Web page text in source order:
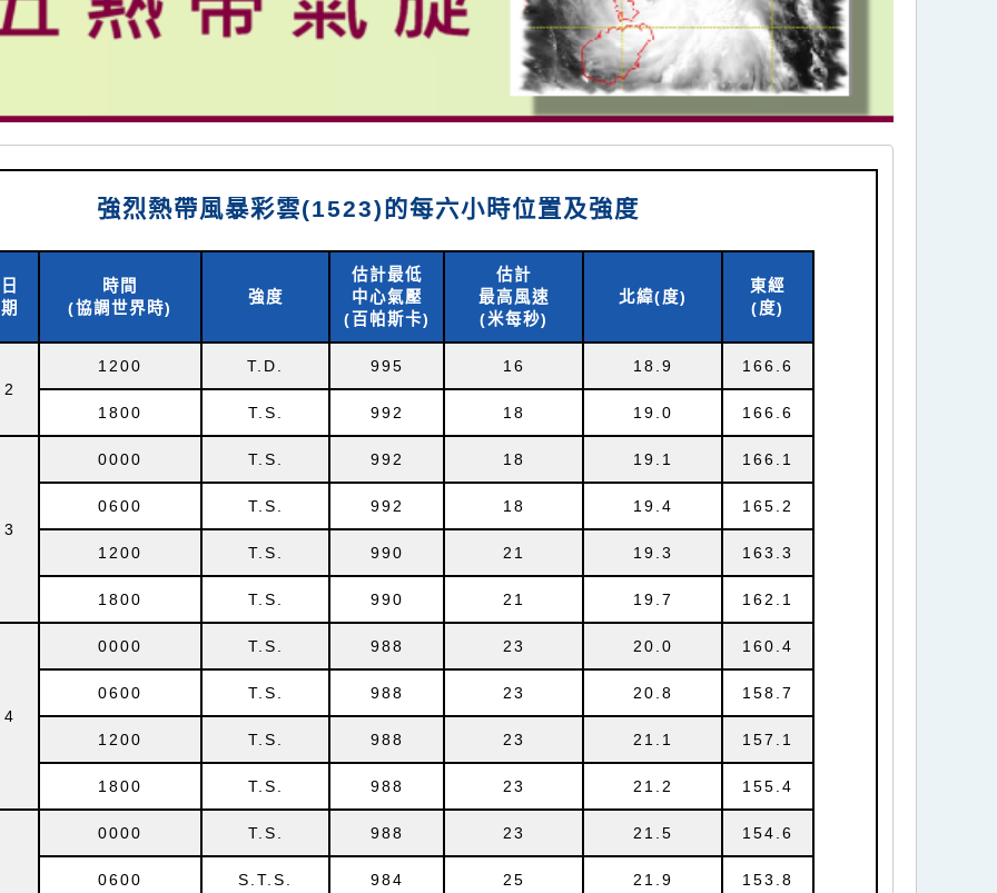
強烈熱帶風暴彩雲(1523)的每六小時位置及強度
日
期
時間
(協調世界時)
強度
估計最低
中心氣壓
(百帕斯卡)
估計
最高風速
(米每秒)
北緯(度)
東經
(度)
2
1200 T.D. 995 16 18.9 166.6
1800 T.S. 992 18 19.0 166.6
3
0000 T.S. 992 18 19.1 166.1
0600 T.S. 992 18 19.4 165.2
1200 T.S. 990 21 19.3 163.3
1800 T.S. 990 21 19.7 162.1
4
0000 T.S. 988 23 20.0 160.4
0600 T.S. 988 23 20.8 158.7
1200 T.S. 988 23 21.1 157.1
1800 T.S. 988 23 21.2 155.4
0000 T.S. 988 23 21.5 154.6
0600 S.T.S. 984 25 21.9 153.8